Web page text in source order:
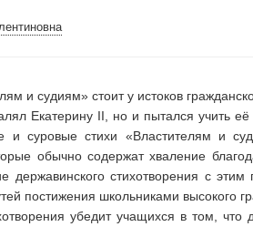
и судиям» стоит у истоков
Екатерину II, но и пытался учить
и суровые стихи «Властителям и
обычно содержат хваление
державинского стихотворения с
постижения школьниками высокого
убедит учащихся в том,